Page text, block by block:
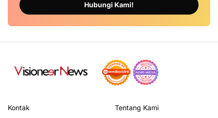
Hubungi Kami!
Kontak Tentang Kami